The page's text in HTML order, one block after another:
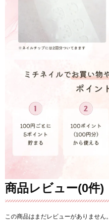
商品レビュー(0件)
この商品はまだレビューがありません。